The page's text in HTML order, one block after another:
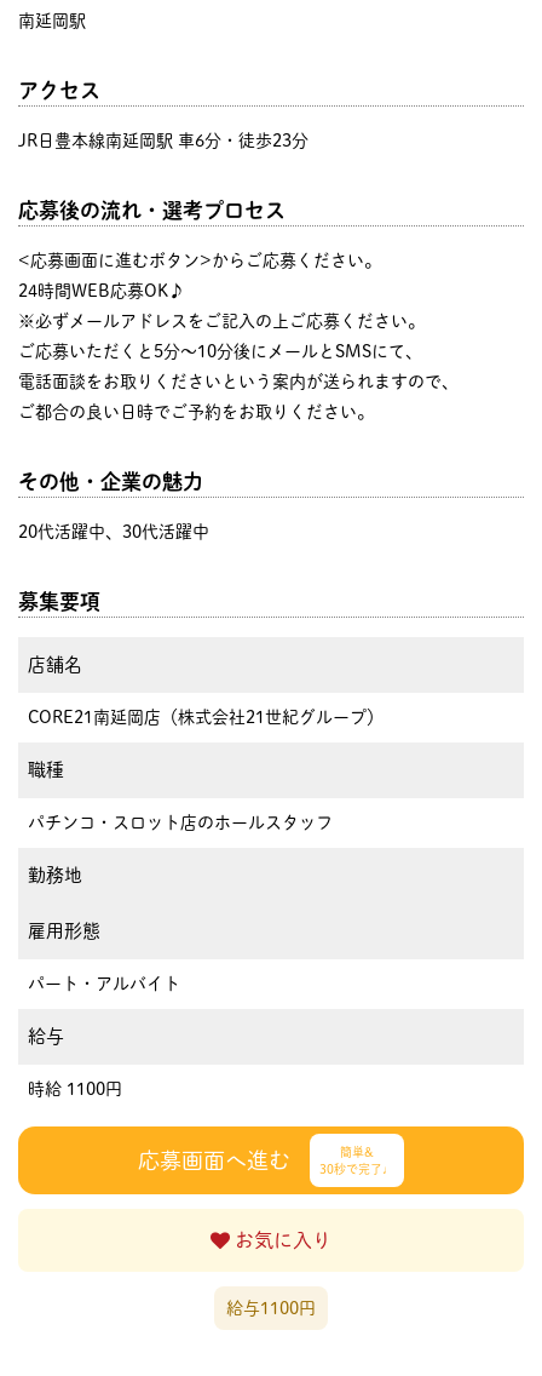
南延岡駅
アクセス
JR日豊本線南延岡駅 車6分・徒歩23分
応募後の流れ・選考プロセス
<応募画面に進むボタン>からご応募ください。
24時間WEB応募OK♪
※必ずメールアドレスをご記入の上ご応募ください。
ご応募いただくと5分～10分後にメールとSMSにて、
電話面談をお取りくださいという案内が送られますので、
ご都合の良い日時でご予約をお取りください。
その他・企業の魅力
20代活躍中、30代活躍中
募集要項
店舗名
CORE21南延岡店（株式会社21世紀グループ）
職種
パチンコ・スロット店のホールスタッフ
勤務地
雇用形態
パート・アルバイト
給与
時給 1100円
応募画面へ進む
簡単&
30秒で完了♩
お気に入り
給与1100円